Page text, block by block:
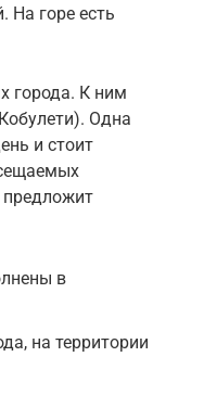
На горе есть
города. К ним
Одна
и стоит
предложит
в
на территории